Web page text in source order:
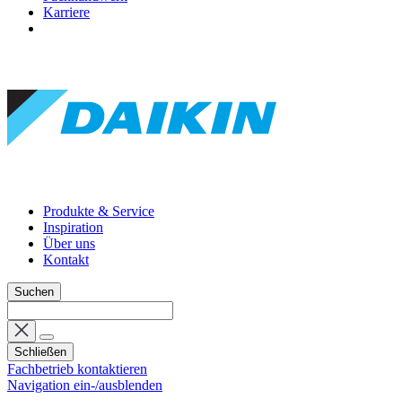
Karriere
Produkte & Service
Inspiration
Über uns
Kontakt
Suchen
Schließen
Fachbetrieb kontaktieren
Navigation ein-/ausblenden